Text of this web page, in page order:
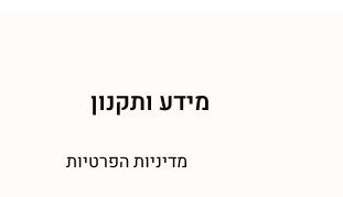
מידע ותקנון
מדיניות הפרטיות